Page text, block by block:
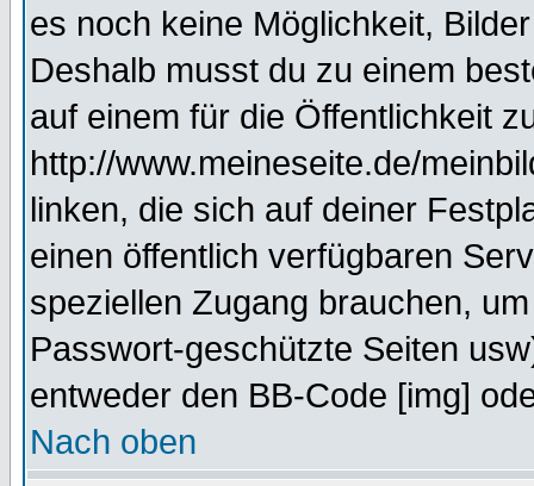
es noch keine Möglichkeit,
Deshalb musst du zu einem
auf einem für die Öffentlichkeit
http://www.meineseite.de/
linken, die sich auf deiner
einen öffentlich verfügbaren
speziellen Zugang brauchen,
Passwort-geschützte Seiten
entweder den BB-Code [img]
Nach oben